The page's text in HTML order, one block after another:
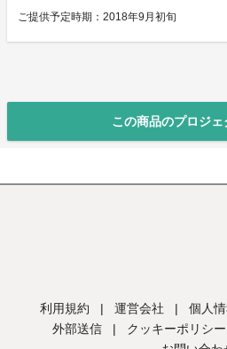
ご提供予定時期：2018年9月初旬
この商品のプロジェ
利用規約 | 運営会社 | 個人
外部送信
| クッキーポリシー